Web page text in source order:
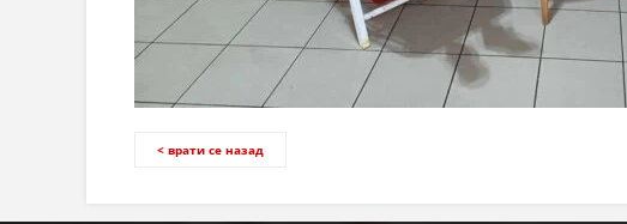
< врати се назад